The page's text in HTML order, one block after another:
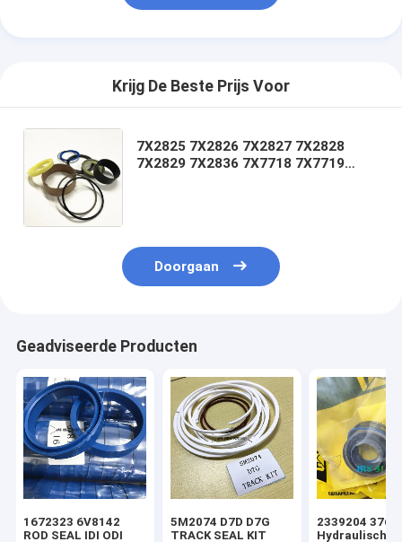
Krijg De Beste Prijs Voor
7X2825 7X2826 7X2827 7X2828
7X2829 7X2836 7X7718 7X7719
Doorgaan
Geadviseerde Producten
1672323 6V8142
ROD SEAL IDI ODI
5M2074 D7D D7G
TRACK SEAL KIT
2339204
Hydraulische